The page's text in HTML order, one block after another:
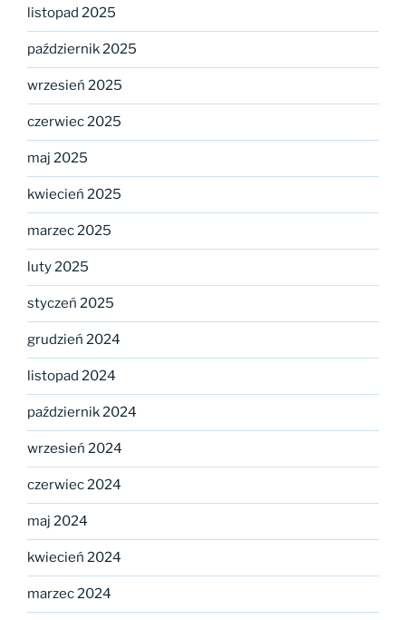
listopad 2025
październik 2025
wrzesień 2025
czerwiec 2025
maj 2025
kwiecień 2025
marzec 2025
luty 2025
styczeń 2025
grudzień 2024
listopad 2024
październik 2024
wrzesień 2024
czerwiec 2024
maj 2024
kwiecień 2024
marzec 2024